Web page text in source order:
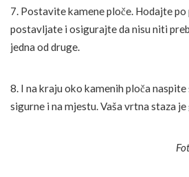
7. Postavite kamene ploče. Hodajte po
postavljate i osigurajte da nisu niti
jedna od druge.
8. I na kraju oko kamenih ploča naspite
sigurne i na mjestu. Vaša vrtna staza